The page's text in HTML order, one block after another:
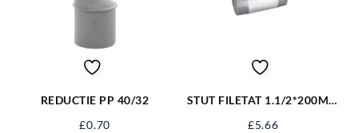
REDUCTIE PP 40/32
£0.70
STUT FILETAT 1.1/2*200MM
£5.66